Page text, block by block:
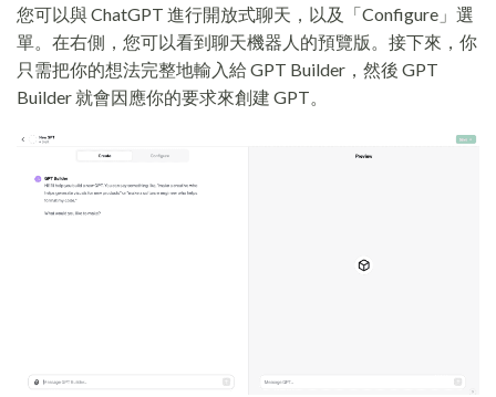
您可以與 ChatGPT 進行開放式聊天，以及「Configure」選
單。在右側，您可以看到聊天機器人的預覽版。接下來，你
只需把你的想法完整地輸入給 GPT Builder，然後 GPT
Builder 就會因應你的要求來創建 GPT。